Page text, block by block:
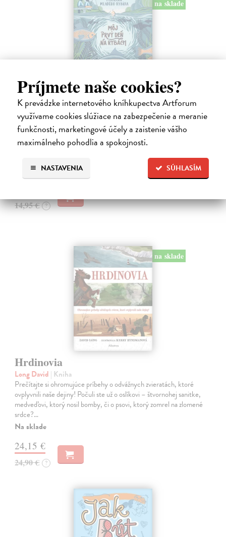
Príjmete naše cookies?
K prevádzke internetového kníhkupectva Artforum
využívame cookies slúžiace na zabezpečenie a meranie
funkčnosti, marketingové účely a zaistenie vášho
maximálneho pohodlia a spokojnosti.
SÚHLASÍM
NASTAVENIA
na sklade
Môj prvý deň na rybách
Millard Will| Kniha
V bohato ilustrovanej príručke nájdu mladí záujemcovia všetky
dôležité informácie, ktoré budú potrebovať, kým sa vydajú na svoju
prvú rybačku. Autor knihy Will Millard, skúsený rybár, cestovateľ a
Na sklade
14,95 € ?
na sklade
Hrdinovia
Long David | Kniha
Prečítajte si ohromujúce príbehy o odvážnych zvieratách, ktoré
ovplyvnili naše dejiny! Počuli ste už o oslíkovi – štvornohej sanitke,
medveďovi, ktorý nosil bomby, či o psovi, ktorý zomrel na zlomené
srdce?…
Na sklade
24,15 €
24,90 € ?